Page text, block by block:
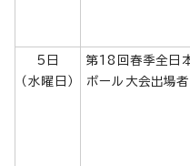
5日
（水曜日）
第18回春季全日
ボール大会出場